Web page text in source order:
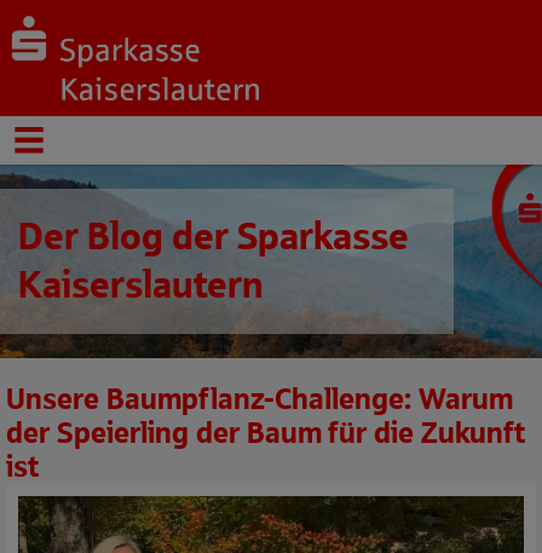
Der Blog der Sparkasse
Kaiserslautern
Unsere Baumpflanz-Challenge: Warum
der Speierling der Baum für die Zukunft
ist